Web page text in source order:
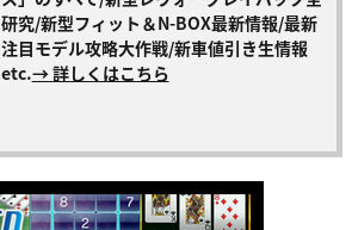
研究/新型フィット＆N-BOX最新情報/最新
注目モデル攻略大作戦/新車値引き生情報
etc.→ 詳しくはこちら